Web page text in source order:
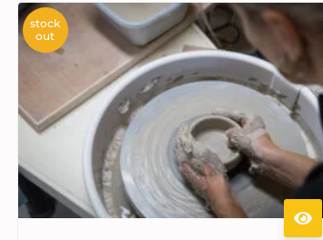
stock
out